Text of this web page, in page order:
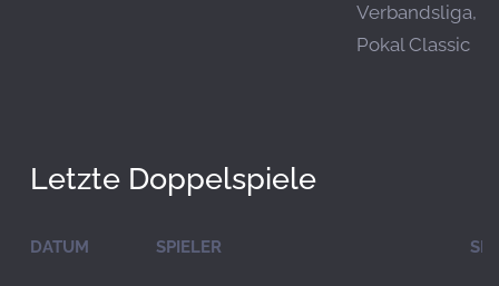
Verbandsliga,
Pokal Classic
Letzte Doppelspiele
DATUM SPIELER